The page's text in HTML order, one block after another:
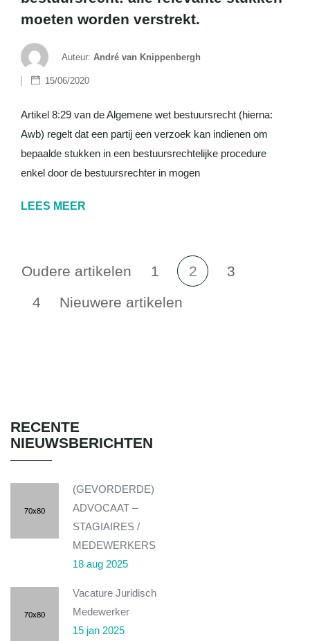
moeten worden verstrekt.
Auteur: André van Knippenbergh
15/06/2020
Artikel 8:29 van de Algemene wet bestuursrecht (hierna:
Awb) regelt dat een partij een verzoek kan indienen om
bepaalde stukken in een bestuursrechtelijke procedure
enkel door de bestuursrechter in mogen
LEES MEER
Oudere artikelen 1 2
3
4
Nieuwere artikelen
RECENTE
NIEUWSBERICHTEN
(GEVORDERDE)
ADVOCAAT –
STAGIAIRES /
MEDEWERKERS
18 aug 2025
Vacature Juridisch
Medewerker
15 jan 2025